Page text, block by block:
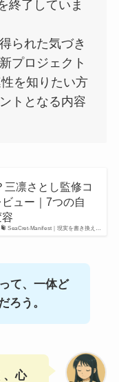
終了していま
られた気づき
プロジェクト
性を知りたい方
トとなる内容
SeaCret-Manifest｜現実を書き換え…
三凛さとし監修コ
ュー｜7つの自
て、一体ど
ろう。
、心